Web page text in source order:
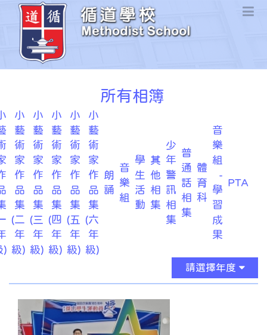
所有相簿
)
小
藝
術
家
作
品
集
(二
年
級)
小
藝
術
家
作
品
集
(三
年
級)
小
藝
術
家
作
品
集
(四
年
級)
小
藝
術
家
作
品
集
(五
年
級)
小
藝
術
家
作
品
集
(六
年
級)
朗
誦
音
樂
組
學
生
活
動
其
他
相
集
少
年
警
訊
相
集
普
通
話
相
集
體
育
科
音
樂
組
-
學
習
成
果
PTA
請選擇年度